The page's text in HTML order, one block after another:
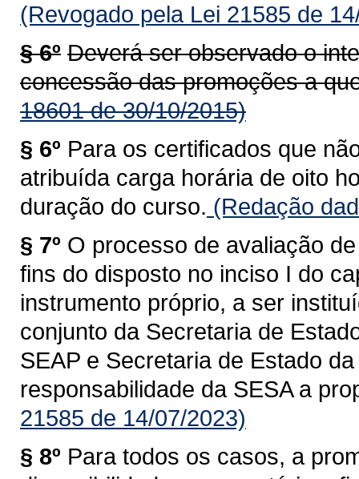
(Revogado pela Lei 21585 de
§ 6º Deverá ser observado o
concessão das promoções a
18601 de 30/10/2015)
§ 6º Para os certificados que
atribuída carga horária de oito
duração do curso. (Redação
§ 7º O processo de avaliação
fins do disposto no inciso I do
instrumento próprio, a ser
conjunto da Secretaria de
SEAP e Secretaria de Estado
responsabilidade da SESA a
21585 de 14/07/2023)
§ 8º Para todos os casos, a